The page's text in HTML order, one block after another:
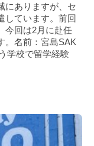
にありますが、セ
しています。前回
今回は2月に赴任
。名前：宮島SAK
学校で留学経験